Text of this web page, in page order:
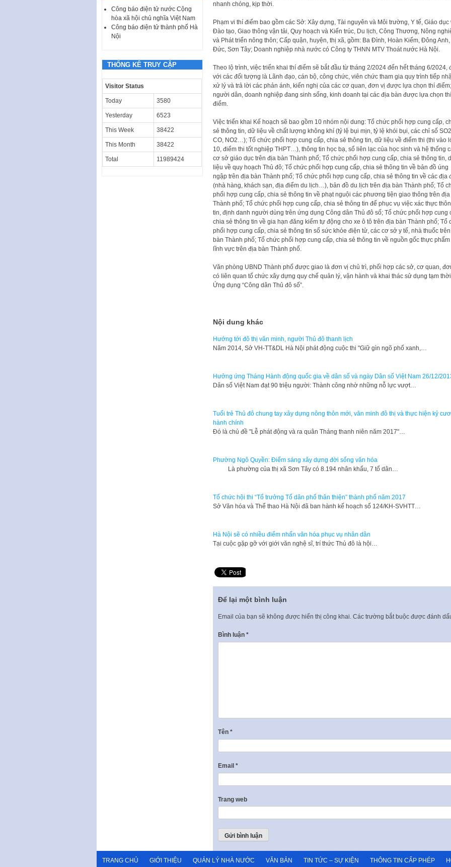
nhanh chóng, kịp thời.
Phạm vi thí điểm bao gồm các Sở: Xây dựng, Tài nguyên và Môi trường, Y tế, Giáo dục
Đào tạo, Giao thông vận tải, Quy hoạch và Kiến trúc, Du lịch, Công Thương, Nông
và Phát triển nông thôn; Cấp quận, huyện, thị xã, gồm: Ba Đình, Hoàn Kiếm, Đông Anh,
Đức, Sơn Tây; Doanh nghiệp nhà nước có Công ty THNN MTV Thoát nước Hà Nội.
Theo lộ trình, việc triển khai thí điểm sẽ bắt đầu từ tháng 2/2024 đến hết tháng 6/2024,
với các đối tượng là Lãnh đạo, cán bộ, công chức, viên chức tham gia quy trình tiếp
xử lý và trả lời các phản ánh, kiến nghị của các cơ quan, đơn vị được lựa chọn thí điểm;
người dân, doanh nghiệp đang sinh sống, kinh doanh tại các địa bàn được lựa chọn thí
điểm.
Việc triển khai Kế hoạch sẽ bao gồm 10 nhóm nội dung: Tổ chức phối hợp cung cấp,
sẻ thông tin, dữ liệu về chất lượng không khí (tỷ lệ bụi mịn, tỷ lệ khói bụi, các chỉ số
CO, NO2…); Tổ chức phối hợp cung cấp, chia sẻ thông tin, dữ liệu về điểm thi (thi vào
10, điểm thi tốt nghiệp THPT…), thông tin học bạ, sổ liên lạc của học sinh và hệ thống
cơ sở giáo dục trên địa bàn Thành phố; Tổ chức phối hợp cung cấp, chia sẻ thông tin,
liệu về quy hoạch Thủ đô; Tổ chức phối hợp cung cấp, chia sẻ thông tin về bản đồ úng
ngập trên địa bàn Thành phố; Tổ chức phối hợp cung cấp, chia sẻ thông tin về các địa
(nhà hàng, khách sạn, địa điểm du lịch…), bản đồ du lịch trên địa bàn Thành phố; Tổ
phối hợp cung cấp, chia sẻ thông tin về phạt nguội các phương tiện giao thông trên địa
Thành phố; Tổ chức phối hợp cung cấp, chia sẻ thông tin để phục vụ việc xác thực
tin, định danh người dùng trên ứng dụng Công dân Thủ đô số; Tổ chức phối hợp cung
chia sẻ thông tin về gia hạn đăng kiểm tự động cho xe ô tô trên địa bàn Thành phố; Tổ
phối hợp cung cấp, chia sẻ thông tin sổ sức khỏe điện tử, các cơ sở y tế, nhà thuốc
bàn Thành phố; Tổ chức phối hợp cung cấp, chia sẻ thông tin về nguồn gốc thực
lĩnh vực trên địa bàn Thành phố.
Văn phòng UBND Thành phố được giao là đơn vị chủ trì, phối hợp các sở, cơ quan,
có liên quan tổ chức xây dựng quy chế quản lý, vận hành và khai thác sử dụng tạm thời
Ứng dụng “Công dân Thủ đô số”.
Nội dung khác
Hướng tới đô thị văn minh, người Thủ đô thanh lịch
​Năm 2014, Sở VH-TT&DL Hà Nội phát động cuộc thi "Giữ gìn ngõ phố xanh,…
Hưởng ứng Tháng Hành động quốc gia về dân số và ngày Dân số Việt Nam 26/12/
Dân số Việt Nam đạt 90 triệu người: Thành công nhờ những nỗ lực vượt…
Tuổi trẻ Thủ đô chung tay xây dựng nông thôn mới, văn minh đô thị và thực hiện kỷ
hành chính
Đó là chủ đề "Lễ phát động và ra quân Tháng thanh niên năm 2017"…
Phường Ngô Quyền: Điểm sáng xây dựng đời sống văn hóa
Là phường của thị xã Sơn Tây có 8.194 nhân khẩu, 7 tổ dân…
Tổ chức hội thi “Tổ trưởng Tổ dân phố thân thiện” thành phố năm 2017
Sở Văn hóa và Thể thao Hà Nội đã ban hành kế hoạch số 124/KH-SVHTT…
Hà Nội sẽ có nhiều điểm nhấn văn hóa phục vụ nhân dân
Tại cuộc gặp gỡ với giới văn nghệ sĩ, trí thức Thủ đô là hội…
Để lại một bình luận
Email của bạn sẽ không được hiển thị công khai. Các trường bắt buộc được đánh
Bình luận *
Tên *
Email *
Trang web
Công báo điện tử nước Cộng
hòa xã hội chủ nghĩa Việt Nam
Công báo điện tử thành phố Hà
Nội
THỐNG KÊ TRUY CẬP
Visitor Status
Today 3580
Yesterday 6523
This Week 38422
This Month 38422
Total 11989424
TRANG CHỦ GIỚI THIỆU QUẢN LÝ NHÀ NƯỚC VĂN BẢN TIN TỨC – SỰ KIỆN THÔNG TIN CẤP PHÉP